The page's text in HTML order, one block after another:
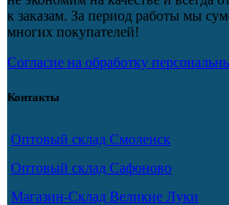
к заказам. За период работы мы
многих покупателей!
Согласие на обработку
Контакты
Оптовый склад Смоленск
Оптовый склад Сафоново
Магазин-Склад Великие Луки